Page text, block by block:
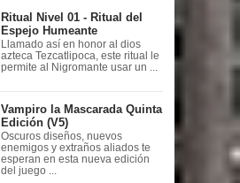
Ritual Nivel 01 - Ritual del
Espejo Humeante
Llamado así en honor al dios
azteca Tezcatlipoca, este ritual le
permite al Nigromante usar un ...
Vampiro la Mascarada Quinta
Edición (V5)
Oscuros diseños, nuevos
enemigos y extraños aliados te
esperan en esta nueva edición
del juego ...